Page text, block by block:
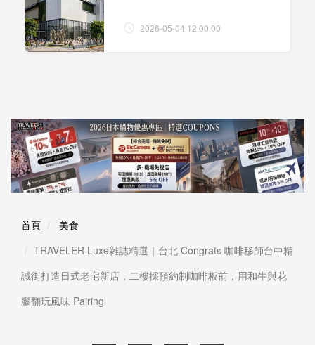
2026-05-04 12:00:00
首頁
美食
TRAVELER Luxe雜誌精選｜台北 Congrats 咖啡移師台中精
誠街打造日式老宅新店，二樓採預約制咖啡板前，用和牛與花
膠翻玩風味 Pairing